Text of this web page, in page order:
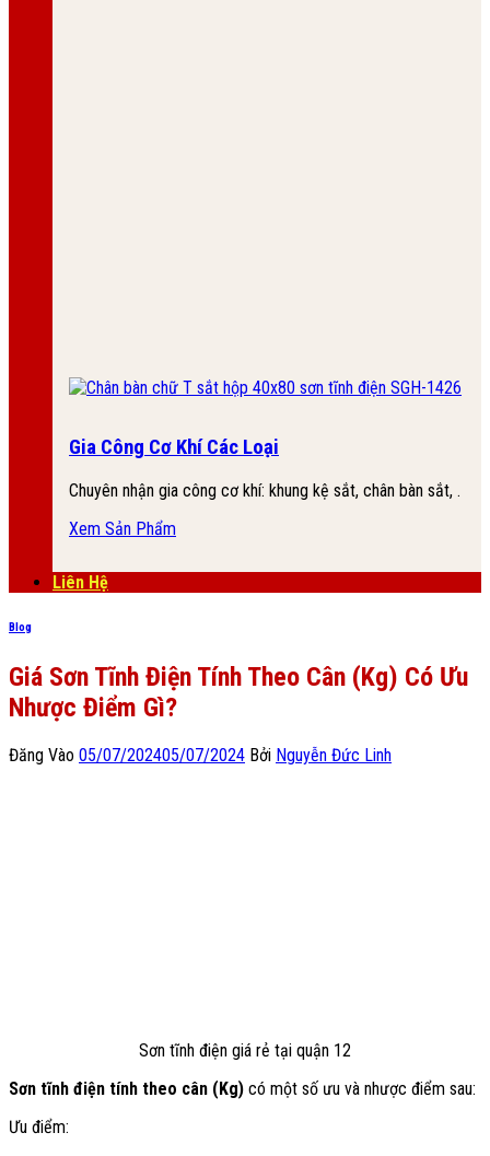
Gia Công Cơ Khí Các Loại
Chuyên nhận gia công cơ khí: khung kệ sắt, chân bàn sắt, .
Xem Sản Phẩm
Liên Hệ
Blog
Giá Sơn Tĩnh Điện Tính Theo Cân (Kg) Có Ưu
Nhược Điểm Gì?
Đăng Vào 05/07/202405/07/2024 Bởi Nguyễn Đức Linh
Sơn tĩnh điện giá rẻ tại quận 12
Sơn tĩnh điện tính theo cân (Kg) có một số ưu và nhược điểm sau:
Ưu điểm: